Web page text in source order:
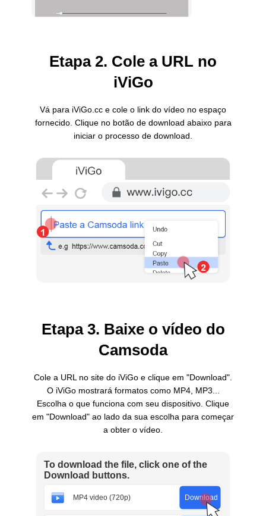
Etapa 2. Cole a URL no
iViGo
Vá para iViGo.cc e cole o link do vídeo no espaço
fornecido. Clique no botão de download abaixo para
iniciar o processo de download.
Etapa 3. Baixe o vídeo do
Camsoda
Cole a URL no site do iViGo e clique em "Download".
O iViGo mostrará formatos como MP4, MP3...
Escolha o que funciona com seu dispositivo. Clique
em "Download" ao lado da sua escolha para começar
a obter o vídeo.